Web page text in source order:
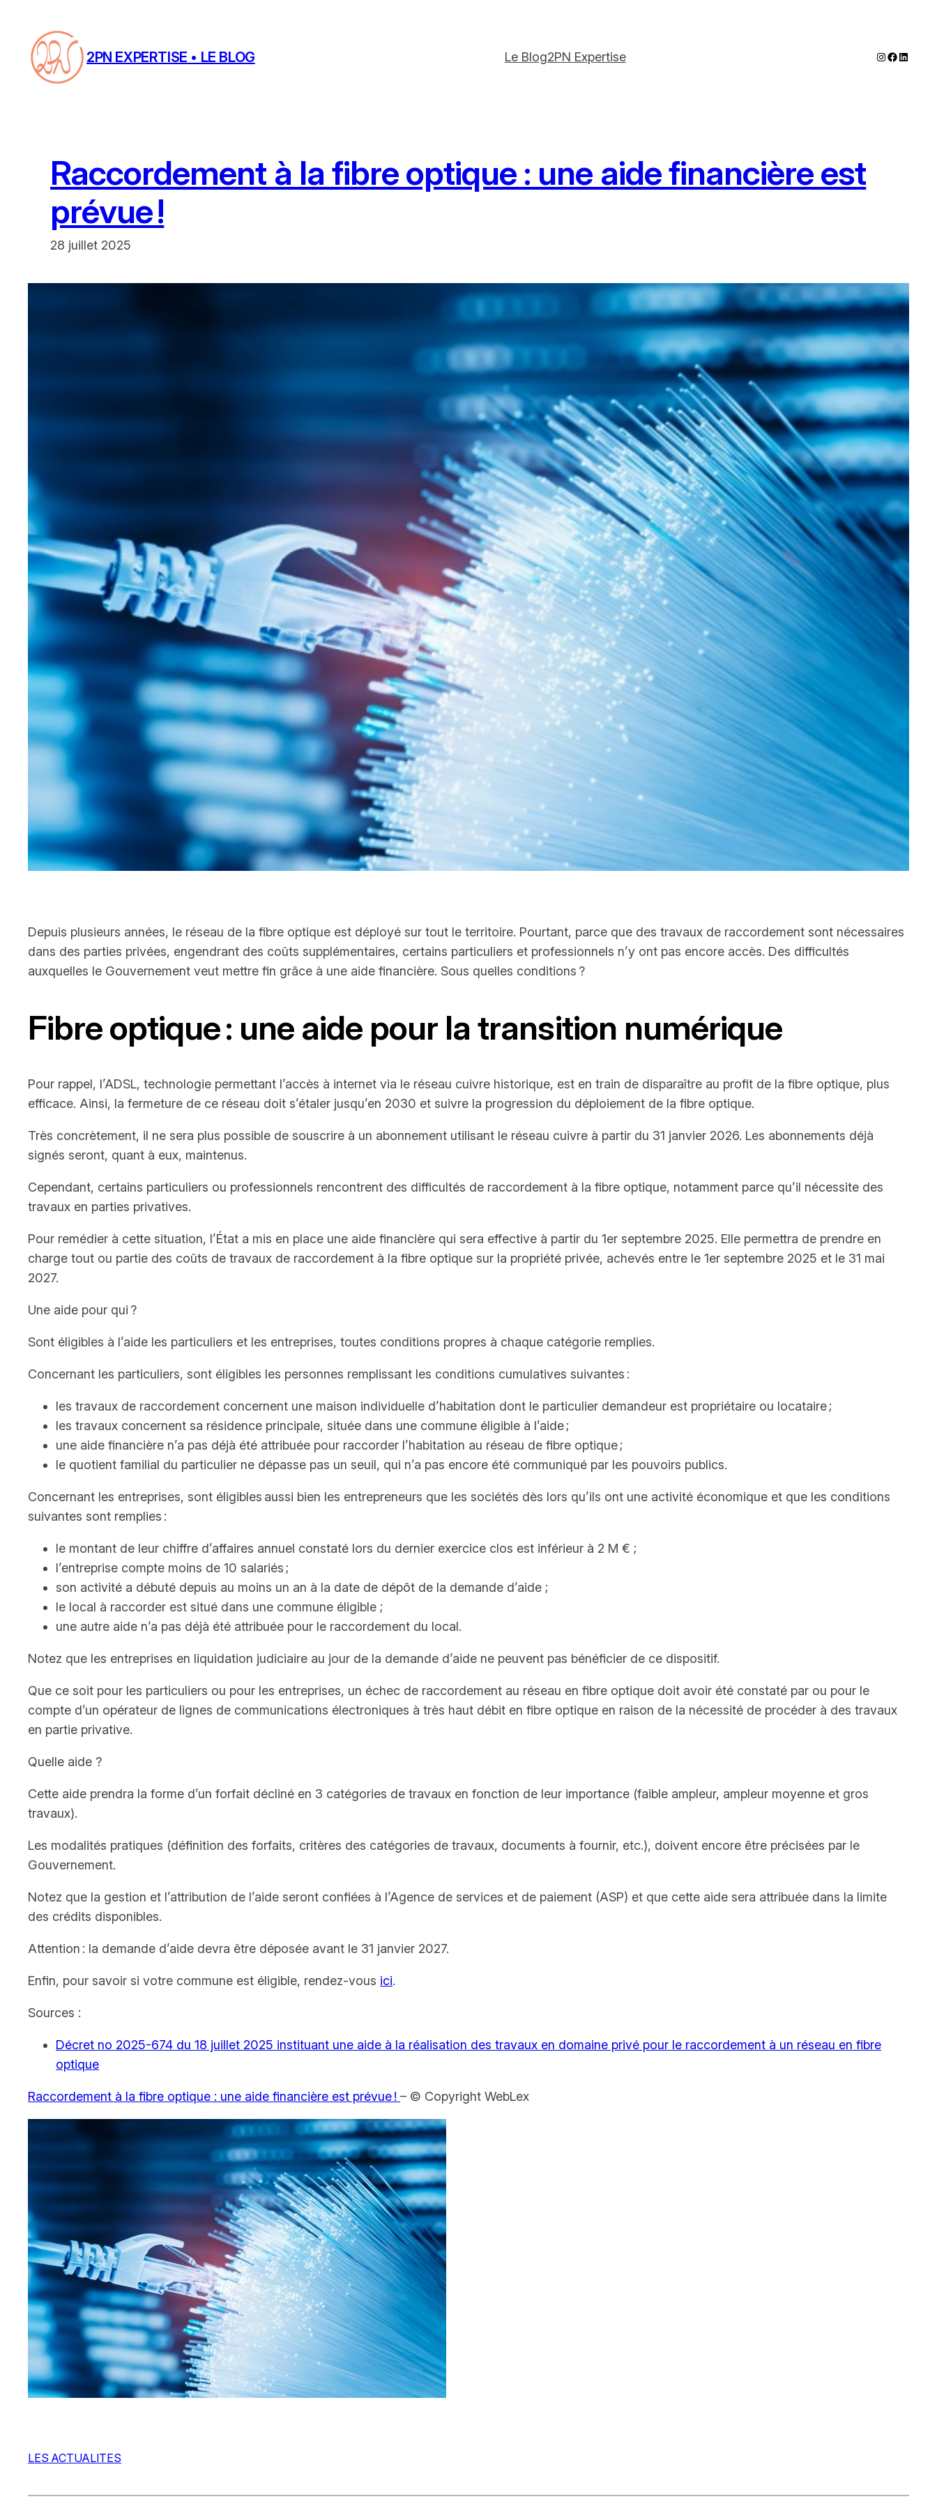
contenu
2PN EXPERTISE • LE BLOG Le Blog2PN Expertise Instagram
Raccordement à la fibre optique : une aide financière est
prévue !
28 juillet 2025
Depuis plusieurs années, le réseau de la fibre optique est déployé sur tout le territoire. Pourtant, parce que des travaux de raccordement sont nécessaires
dans des parties privées, engendrant des coûts supplémentaires, certains particuliers et professionnels n’y ont pas encore accès. Des difficultés
auxquelles le Gouvernement veut mettre fin grâce à une aide financière. Sous quelles conditions ?
Fibre optique : une aide pour la transition numérique
Pour rappel, l’ADSL, technologie permettant l’accès à internet via le réseau cuivre historique, est en train de disparaître au profit de la fibre optique, plus
efficace. Ainsi, la fermeture de ce réseau doit s’étaler jusqu’en 2030 et suivre la progression du déploiement de la fibre optique.
Très concrètement, il ne sera plus possible de souscrire à un abonnement utilisant le réseau cuivre à partir du 31 janvier 2026. Les abonnements déjà
signés seront, quant à eux, maintenus.
Cependant, certains particuliers ou professionnels rencontrent des difficultés de raccordement à la fibre optique, notamment parce qu’il nécessite des
travaux en parties privatives.
Pour remédier à cette situation, l’État a mis en place une aide financière qui sera effective à partir du 1er septembre 2025. Elle permettra de prendre en
charge tout ou partie des coûts de travaux de raccordement à la fibre optique sur la propriété privée, achevés entre le 1er septembre 2025 et le 31 mai
2027.
Une aide pour qui ?
Sont éligibles à l’aide les particuliers et les entreprises, toutes conditions propres à chaque catégorie remplies.
Concernant les particuliers, sont éligibles les personnes remplissant les conditions cumulatives suivantes :
les travaux de raccordement concernent une maison individuelle d’habitation dont le particulier demandeur est propriétaire ou locataire ;
les travaux concernent sa résidence principale, située dans une commune éligible à l’aide ;
une aide financière n’a pas déjà été attribuée pour raccorder l’habitation au réseau de fibre optique ;
le quotient familial du particulier ne dépasse pas un seuil, qui n’a pas encore été communiqué par les pouvoirs publics.
Concernant les entreprises, sont éligibles aussi bien les entrepreneurs que les sociétés dès lors qu’ils ont une activité économique et que les conditions
suivantes sont remplies :
le montant de leur chiffre d’affaires annuel constaté lors du dernier exercice clos est inférieur à 2 M € ;
l’entreprise compte moins de 10 salariés ;
son activité a débuté depuis au moins un an à la date de dépôt de la demande d’aide ;
le local à raccorder est situé dans une commune éligible ;
une autre aide n’a pas déjà été attribuée pour le raccordement du local.
Notez que les entreprises en liquidation judiciaire au jour de la demande d’aide ne peuvent pas bénéficier de ce dispositif.
Que ce soit pour les particuliers ou pour les entreprises, un échec de raccordement au réseau en fibre optique doit avoir été constaté par ou pour le
compte d’un opérateur de lignes de communications électroniques à très haut débit en fibre optique en raison de la nécessité de procéder à des travaux
en partie privative.
Quelle aide ?
Cette aide prendra la forme d’un forfait décliné en 3 catégories de travaux en fonction de leur importance (faible ampleur, ampleur moyenne et gros
travaux).
Les modalités pratiques (définition des forfaits, critères des catégories de travaux, documents à fournir, etc.), doivent encore être précisées par le
Gouvernement.
Notez que la gestion et l’attribution de l’aide seront confiées à l’Agence de services et de paiement (ASP) et que cette aide sera attribuée dans la limite
des crédits disponibles.
Attention : la demande d’aide devra être déposée avant le 31 janvier 2027.
Enfin, pour savoir si votre commune est éligible, rendez-vous ici.
Sources :
Décret no 2025-674 du 18 juillet 2025 instituant une aide à la réalisation des travaux en domaine privé pour le raccordement à un réseau en fibre
optique
Raccordement à la fibre optique : une aide financière est prévue ! – © Copyright WebLex
LES ACTUALITES